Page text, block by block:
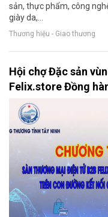
sản, thực phẩm, công
giày da,...
Thương hiệu - Giao thương
Hội chợ Đặc sản
Felix.store Đồng